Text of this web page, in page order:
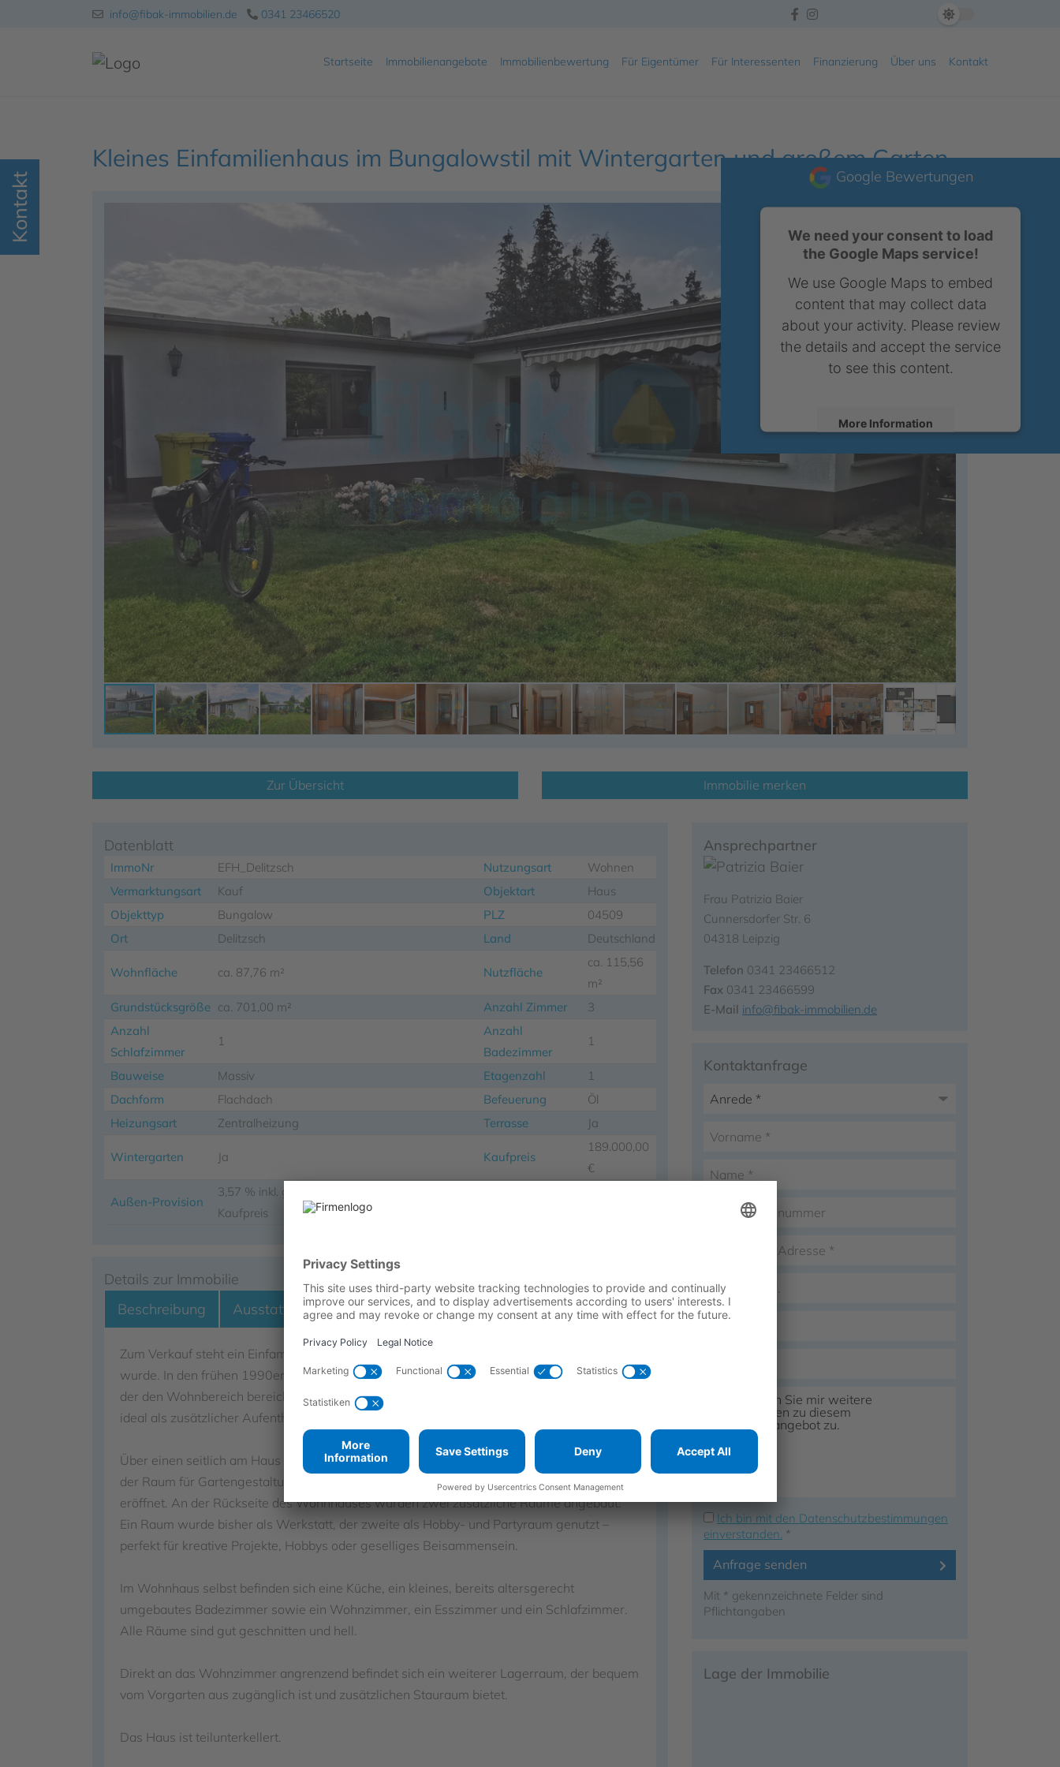
info@fibak-immobilien.de 0341 23466520
Startseite Immobilienangebote Immobilienbewertung Für Eigentümer Für Interessenten Finanzierung Über uns Kontakt
Kleines Einfamilienhaus im Bungalowstil mit Wintergarten und großem Garten
Zur Übersicht Immobilie merken
Datenblatt
ImmoNr EFH_Delitzsch Nutzungsart
Wohnen
Vermarktungsart
Kauf Objektart
Haus
Objekttyp
Bungalow PLZ
04509
Ort
Delitzsch Land Deutschland
Wohnfläche ca. 87,76 m² Nutzfläche
ca. 115,56
m²
Grundstücksgröße ca. 701,00 m² Anzahl Zimmer
3
Anzahl
Schlafzimmer
1
Anzahl
Badezimmer
1
Bauweise Massiv Etagenzahl
1
Dachform
Flachdach Befeuerung
Öl
Heizungsart
Zentralheizung Terrasse Ja
Wintergarten Ja Kaufpreis
189.000,00
€
Außen-Provision
3,57 % inkl. gesetzl. MwSt. vom beurkundeten
Kaufpreis
Details zur Immobilie
Beschreibung
Ausstattung Lage Sonstiges Energieausweis
Zum Verkauf steht ein Einfamilienhaus im Bungalowstil, das in der DDR-Zeit errichtet
wurde. In den frühen 1990er-Jahren wurde das Haus um einen Wintergarten erweitert,
der den Wohnbereich bereichert und einen schönen, freien Blick in den Vorgarten bietet –
ideal als zusätzlicher Aufenthaltsraum zu jeder Jahreszeit.
Über einen seitlich am Haus verlaufenden Weg gelangen Sie in den großzügigen Garten,
der Raum für Gartengestaltung, Grillabende oder kleine Feiern mit Freunden bietet.
eröffnet. An der Rückseite des Wohnhauses wurden zwei zusätzliche Räume angebaut:
Ein Raum wurde bisher als Werkstatt, der zweite als Hobby- und Partyraum genutzt –
perfekt für kreative Projekte, Hobbys oder geselliges Beisammensein.
Im Wohnhaus selbst befinden sich eine Küche, ein kleines, bereits altersgerecht
umgebautes Badezimmer sowie ein Wohnzimmer, ein Esszimmer und ein Schlafzimmer.
Alle Räume sind gut geschnitten und hell.
Direkt an das Wohnzimmer angrenzend befindet sich ein weiterer Lagerraum, der bequem
vom Vorgarten aus zugänglich ist und zusätzlichen Stauraum bietet.
Das Haus ist teilunterkellert.
Ansprechpartner
Frau Patrizia Baier
Cunnersdorfer Str. 6
04318 Leipzig
Telefon 0341 23466512
Fax 0341 23466599
E-Mail info@fibak-immobilien.de
Kontaktanfrage
Ich bin mit den Datenschutzbestimmungen
einverstanden. *
Anfrage senden
Mit * gekennzeichnete Felder sind
Pflichtangaben
Lage der Immobilie
Kontakt Google Bewertungen
We need your consent to load
the Google Maps service!
We use Google Maps to embed
content that may collect data
about your activity. Please review
the details and accept the service
to see this content.
More Information
powered by
Usercentrics Consent